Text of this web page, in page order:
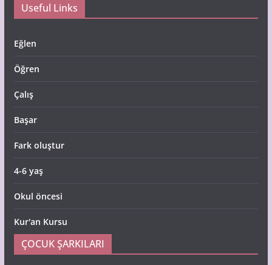
Useful Links
Eğlen
Öğren
Çalış
Başar
Fark oluştur
4-6 yaş
Okul öncesi
Kur'an Kursu
ÇOCUK ŞARKILARI